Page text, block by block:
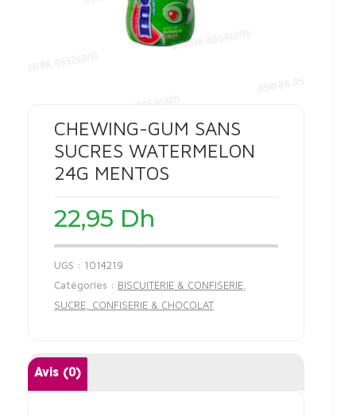
CHEWING-GUM SANS
SUCRES WATERMELON
24G MENTOS
22,95 Dh
UGS : 1014219
Catégories : BISCUITERIE & CONFISERIE
SUCRE, CONFISERIE & CHOCOLAT
Avis (0)